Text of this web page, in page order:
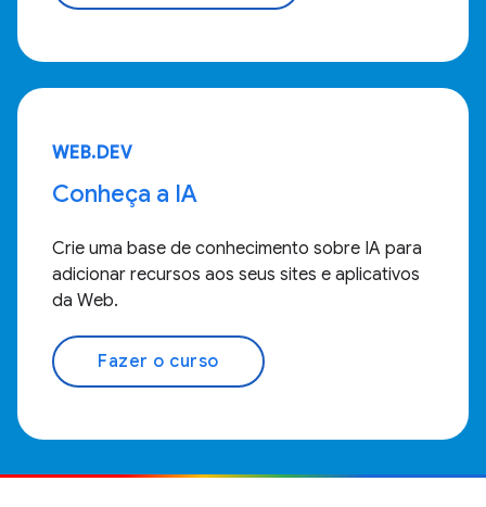
WEB.DEV
Conheça a IA
Crie uma base de conhecimento sobre IA para
adicionar recursos aos seus sites e aplicativos
da Web.
Fazer o curso